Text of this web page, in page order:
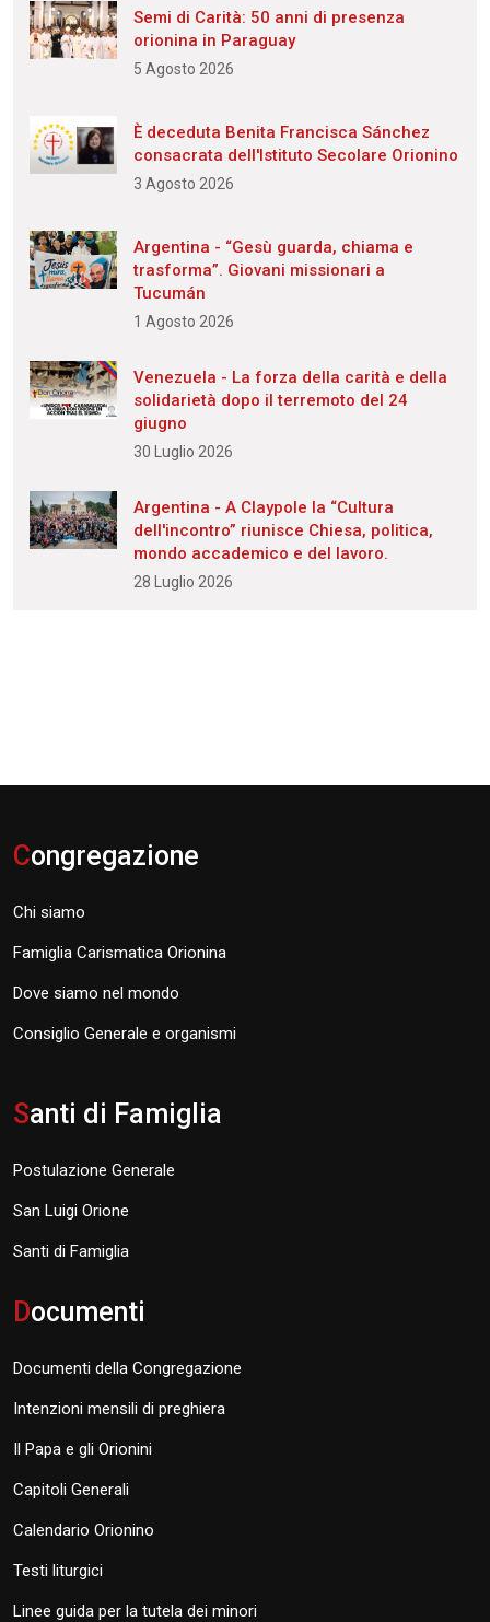
Semi di Carità: 50 anni di presenza
orionina in Paraguay
5 Agosto 2026
È deceduta Benita Francisca Sánchez
consacrata dell'Istituto Secolare Orionino
3 Agosto 2026
Argentina - “Gesù guarda, chiama e
trasforma”. Giovani missionari a
Tucumán
1 Agosto 2026
Venezuela - La forza della carità e della
solidarietà dopo il terremoto del 24
giugno
30 Luglio 2026
Argentina - A Claypole la “Cultura
dell'incontro” riunisce Chiesa, politica,
mondo accademico e del lavoro.
28 Luglio 2026
Congregazione
Chi siamo
Famiglia Carismatica Orionina
Dove siamo nel mondo
Consiglio Generale e organismi
Santi di Famiglia
Postulazione Generale
San Luigi Orione
Santi di Famiglia
Documenti
Documenti della Congregazione
Intenzioni mensili di preghiera
Il Papa e gli Orionini
Capitoli Generali
Calendario Orionino
Testi liturgici
Linee guida per la tutela dei minori